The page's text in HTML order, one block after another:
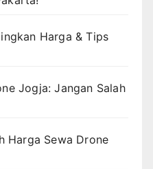
Harga & Tips
Jogja: Jangan Salah
Harga Sewa Drone